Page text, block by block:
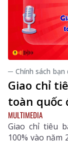
─ Chính sách
Giao chỉ
toàn quốc
MULTIMEDIA
Giao chỉ tiêu
100% vào năm